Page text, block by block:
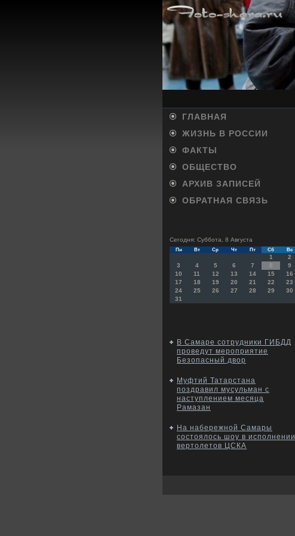
ГЛАВНАЯ
ЖИЗНЬ В РОССИИ
ФАКТЫ
ОБЩЕСТВО
АРХИВ ЗАПИСЕЙ
ОБРАТНАЯ СВЯЗЬ
Сегодня: Суббота, 8 Августа
Пн Вт Ср Чт Пт Сб Вс
1
2
3
4 5 6 7 8
9
10
11 12 13 14 15
16
17
18 19 20 21 22
23
24
25 26 27 28 29
30
31
В Самаре сотрудники ГИБДД
проведут мероприятие
Безопасный двор
Муфтий Татарстана
поздравил мусульман с
наступлением месяца
Рамазан
На набережной Самары
состоялось шоу в исполнении
вертолетов ЦСКА